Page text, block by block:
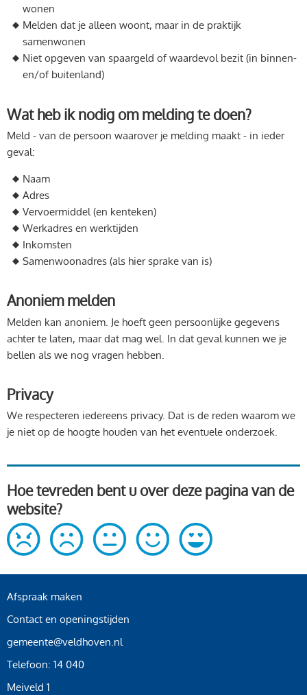
wonen
Melden dat je alleen woont, maar in de praktijk
samenwonen
Niet opgeven van spaargeld of waardevol bezit (in binnen-
en/of buitenland)
Wat heb ik nodig om melding te doen?
Meld - van de persoon waarover je melding maakt - in ieder
geval:
Naam
Adres
Vervoermiddel (en kenteken)
Werkadres en werktijden
Inkomsten
Samenwoonadres (als hier sprake van is)
Anoniem melden
Melden kan anoniem. Je hoeft geen persoonlijke gegevens
achter te laten, maar dat mag wel. In dat geval kunnen we je
bellen als we nog vragen hebben.
Privacy
We respecteren iedereens privacy. Dat is de reden waarom we
je niet op de hoogte houden van het eventuele onderzoek.
Hoe tevreden bent u over deze pagina van de
website?
Afspraak maken
Contact en openingstijden
gemeente@veldhoven.nl
Telefoon: 14 040
Meiveld 1